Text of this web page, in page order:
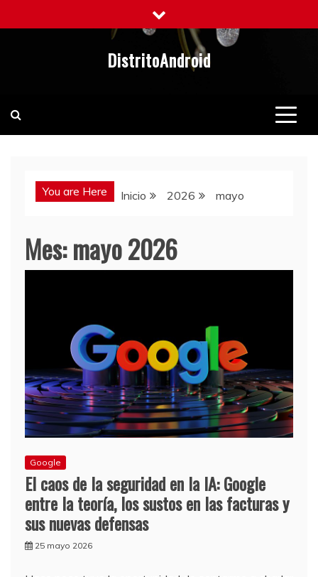
al
DistritoAndroid
You are Here Inicio 2026 mayo
Mes:mayo 2026
Google
El caos de la seguridad en la IA: Google
entre la teoría, los sustos en las facturas y
sus nuevas defensas
25 mayo 2026